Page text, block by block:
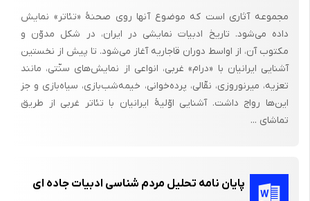
مجموعه آثاری است که موضوع آنها روی صحنۀ «تئاتر» نمایش
داده می‌شود. تاریخ ادبیات نمایشی در ایران، در شکل مدوّن و
مکتوب آن، از اواسط دوران قاجاریه آغاز می‌شود. تا پیش از نخستین
آشنایی ایرانیان با «درام» غربی، انواعی از نمایش‌های سنّتی، مانند
تعزیه، میرنوروزی، نقّالی، پرده‌خوانی، خیمه‌شب‌بازی، سیاه‌بازی و جز
این‌ها رواج داشت. آشنایی اوّلیۀ ایرانیان با تئاتر غربی از طریق
تماشای ...
پایان نامه تحلیل مردم شناسی ادبیات جاده ای